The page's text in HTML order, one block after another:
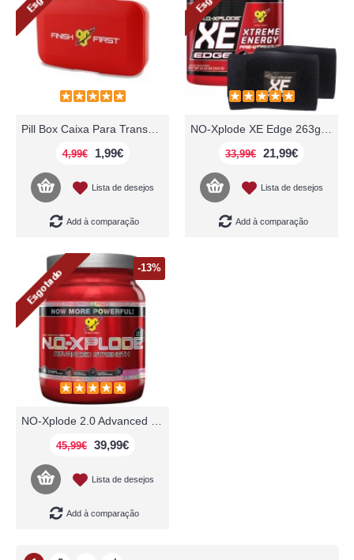
4,99€ 1,99€
Lista de desejos
Add à comparação
33,99€ 21,99€
Lista de desejos
Add à comparação
-13%
45,99€ 39,99€
Lista de desejos
Add à comparação